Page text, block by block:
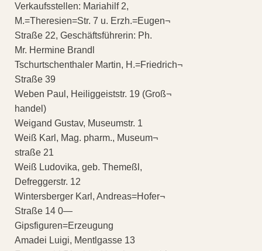
Verkaufsstellen: Mariahilf 2,
M.=Theresien=Str. 7 u. Erzh.=Eugen¬
Straße 22, Geschäftsführerin: Ph.
Mr. Hermine Brandl
Tschurtschenthaler Martin, H.=Friedrich¬
Straße 39
Weben Paul, Heiliggeiststr. 19 (Groß¬
handel)
Weigand Gustav, Museumstr. 1
Weiß Karl, Mag. pharm., Museum¬
straße 21
Weiß Ludovika, geb. Themeßl,
Defreggerstr. 12
Wintersberger Karl, Andreas=Hofer¬
Straße 14 0—
Gipsfiguren=Erzeugung
Amadei Luigi, Mentlgasse 13